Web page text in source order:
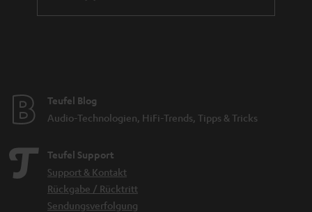
Teufel Blog
Audio-Technologien, HiFi-Trends, Tipps & Tricks
Teufel Support
Support & Kontakt
Rückgabe / Rücktritt
Sendungsverfolgung